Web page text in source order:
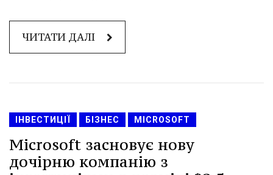
ЧИТАТИ ДАЛІ
ІНВЕСТИЦІЇ БІЗНЕС MICROSOFT
Microsoft засновує нову
дочірню компанію з